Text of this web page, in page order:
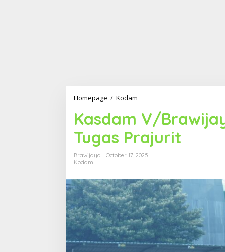
Homepage / Kodam
a
m
V
r
a
w
i
j
a
y
a
Kasdam V/
Tugas Prajurit
Brawijaya
October 17, 2025
Kodam